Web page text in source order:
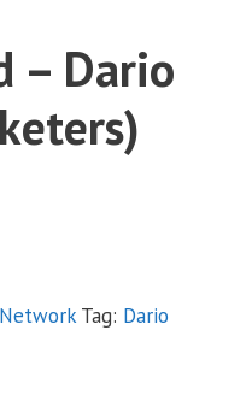
– Dario
Tag: Dario